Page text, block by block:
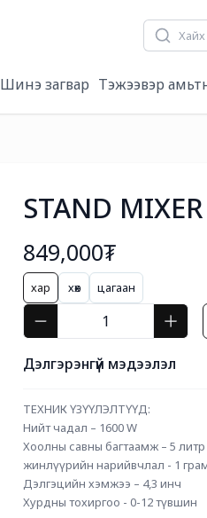
Шинэ загвар Тэжээвэр
STAND MIXER
849,000₮
хар хөх цагаан
Дэлгэрэнгүй мэдээлэл
ТЕХНИК ҮЗҮҮЛЭЛТҮҮД:
Нийт чадал – 1600 W
Хоолны савны багтаамж – 5 литр
жинлүүрийн нарийвчлал - 1
Дэлгэцийн хэмжээ – 4,3 инч
Хурдны тохиргоо - 0-12 түвшин